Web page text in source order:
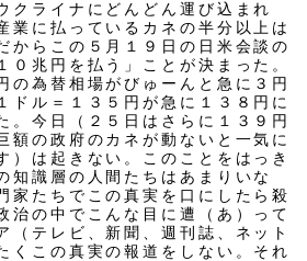
クライナにどんどん運び込まれ
業に払っているカネの半分以上は
からこの５月１９日の日米会談の
０兆円を払う」ことが決まった。
の為替相場がびゅーんと急に３円
ドル＝１３５円が急に１３８円に
。今日（２５日はさらに１３９円
額の政府のカネが動ないと一気に
）は起きない。このことをはっき
知識層の人間たちはあまりいな
家たちでこの真実を口にしたら殺
治の中でこんな目に遭（あ）って
（テレビ、新聞、週刊誌、ネット
くこの真実の報道をしない。それ